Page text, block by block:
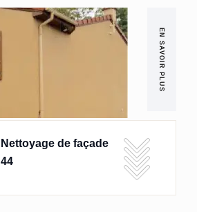
EN SAVOIR PLUS
Nettoyage de façade
44